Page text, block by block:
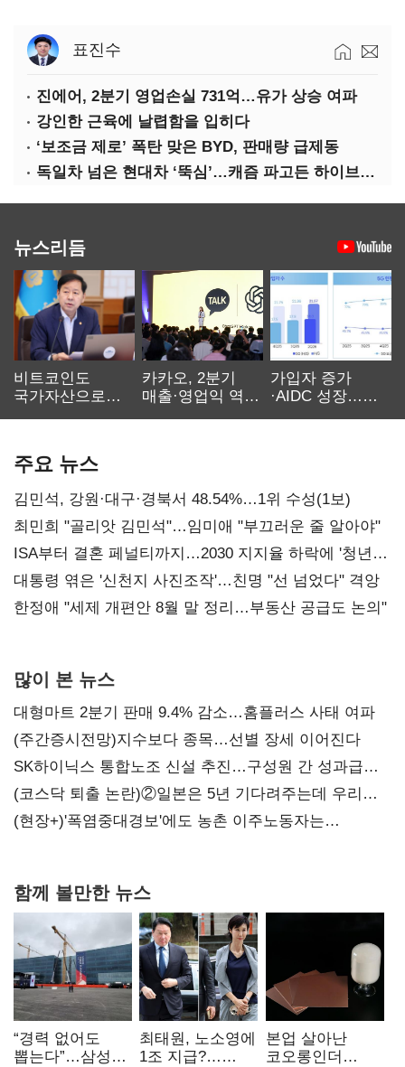
표진수
진에어, 2분기 영업손실 731억…유가 상승 여파
강인한 근육에 날렵함을 입히다
‘보조금 제로’ 폭탄 맞은 BYD, 판매량 급제동
독일차 넘은 현대차 ‘뚝심’…캐즘 파고든 하이브리드 역전극
뉴스리듬
비트코인도
국가자산으로…'
카카오, 2분기
매출·영업익 역대
가입자 증가
·AIDC 성장…
주요 뉴스
김민석, 강원·대구·경북서 48.54%…1위 수성(1보)
최민희 "골리앗 김민석"…임미애 "부끄러운 줄 알아야"
ISA부터 결혼 페널티까지…2030 지지율 하락에 '청년
챙기기'
대통령 엮은 '신천지 사진조작'…친명 "선 넘었다" 격앙
한정애 "세제 개편안 8월 말 정리…부동산 공급도 논의"
많이 본 뉴스
대형마트 2분기 판매 9.4% 감소…홈플러스 사태 여파
(주간증시전망)지수보다 종목…선별 장세 이어진다
SK하이닉스 통합노조 신설 추진…구성원 간 성과급
불만 확산
(코스닥 퇴출 논란)②일본은 5년 기다려주는데 우리는
당장 퇴출?…시간만으론 부족한 코스닥 구하기
(현장+)'폭염중대경보'에도 농촌 이주노동자는
함께 볼만한 뉴스
“경력 없어도
뽑는다”…삼성
최태원, 노소영에
1조 지급?…
본업 살아난
코오롱인더